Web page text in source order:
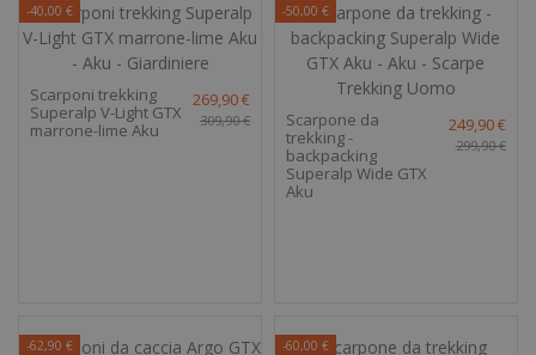
-40,00 €
Scarponi trekking
Superalp V-Light GTX
marrone-lime Aku
269,90 €
309,90 €
-50,00 €
Scarpone da
trekking -
backpacking
Superalp Wide GTX
Aku
249,90 €
299,90 €
-62,90 € -60,00 €